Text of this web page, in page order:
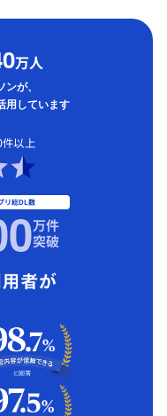
万人
が、
用しています
以上
リ総DL数
万件
突破